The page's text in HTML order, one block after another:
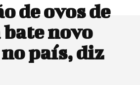
de ovos de
novo
país, diz